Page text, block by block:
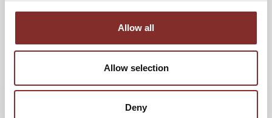
Allow all
Allow selection
Deny
Zeitgemäßes Führen: Was das Management von
WEITERLESEN